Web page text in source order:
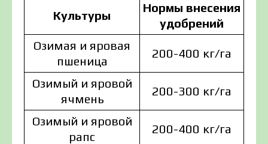
Культуры
Нормы внесения
удобрений
Озимая и яровая
пшеница
200-400 кг/га
Озимый и яровой
ячмень
200-300 кг/га
Озимый и яровой
рапс
200-400 кг/га